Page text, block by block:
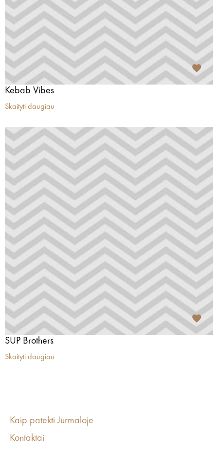
Kebab Vibes
Skaityti daugiau
SUP Brothers
Skaityti daugiau
Kaip patekti Jurmaloje
Kontaktai